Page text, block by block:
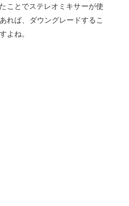
ことでステレオミキサーが使
れば、ダウングレードするこ
よね。